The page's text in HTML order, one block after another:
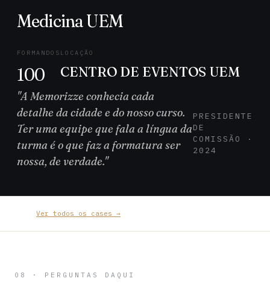
Medicina UEM
FORMANDOS
100
LOCAÇÃO
CENTRO DE EVENTOS UEM
"A Memorizze conhecia cada
detalhe da cidade e do nosso curso.
Ter uma equipe que fala a língua da
turma é o que faz a formatura ser
nossa, de verdade."
PRESIDENTE
DE
COMISSÃO ·
2024
Ver todos os cases →
08 · PERGUNTAS DAQUI